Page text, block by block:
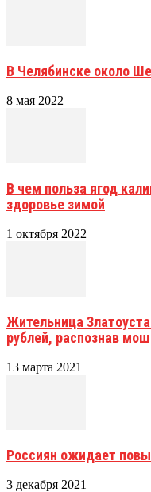
В Челябинске около
8 мая 2022
В чем польза ягод
здоровье зимой
1 октября 2022
Жительница
рублей, распознав
13 марта 2021
Россиян ожидает
3 декабря 2021